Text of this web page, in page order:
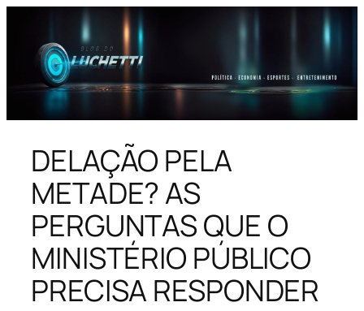
conteúdo
DELAÇÃO PELA
METADE? AS
PERGUNTAS QUE O
MINISTÉRIO PÚBLICO
PRECISA RESPONDER